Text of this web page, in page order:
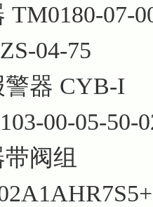
07-
04-75
器 CYB-I
00-05-50-
阀组